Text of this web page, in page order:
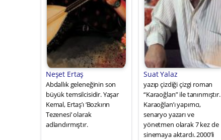
Neşet Ertaş
Abdallık geleneğinin son
büyük temsilcisidir. Yaşar
Kemal, Ertaş’ı ‘Bozkırın
Tezenesi’ olarak
adlandırmıştır.
Suat Yalaz
yazıp çizdiği çizgi roman
“Karaoğlan” ile tanınmıştır.
Karaoğlan’ı yapımcı,
senaryo yazarı ve
yönetmen olarak 7 kez de
sinemaya aktardı. 2000’li